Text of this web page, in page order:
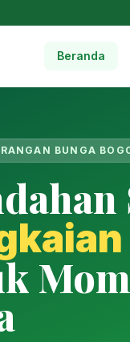
Beranda
BUNGA